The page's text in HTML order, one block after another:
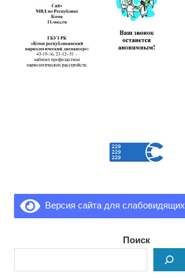
Версия сайта для слабовидящих
Поиск